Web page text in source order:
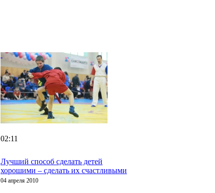
02:11
Лучший способ сделать детей
хорошими – сделать их счастливыми
04 апреля 2010